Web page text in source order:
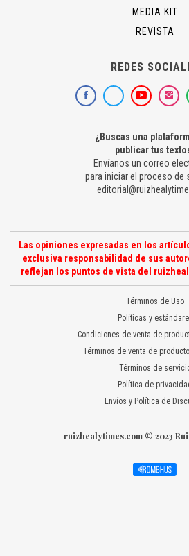
MEDIA KIT
REVISTA
REDES
¿Buscas una
publicar tus
Envíanos un correo
para iniciar el proceso de
Las opiniones expresadas en los
exclusiva responsabilidad de sus
reflejan los puntos de vista del
Términos de Uso
Políticas y
Condiciones de venta de
Términos de venta de
Términos de
Política de
Envíos y Política de
ruizhealytimes.com © 2023